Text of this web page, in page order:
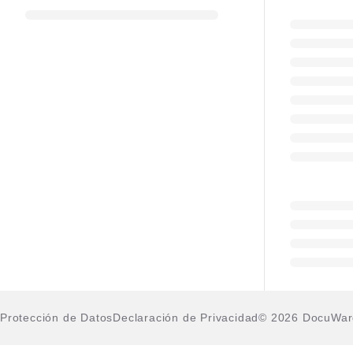
Protección de DatosDeclaración de Privacidad© 2026